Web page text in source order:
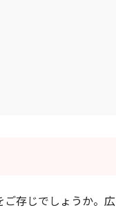
存じでしょうか。広